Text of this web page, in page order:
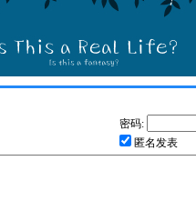
密码:
匿名发表